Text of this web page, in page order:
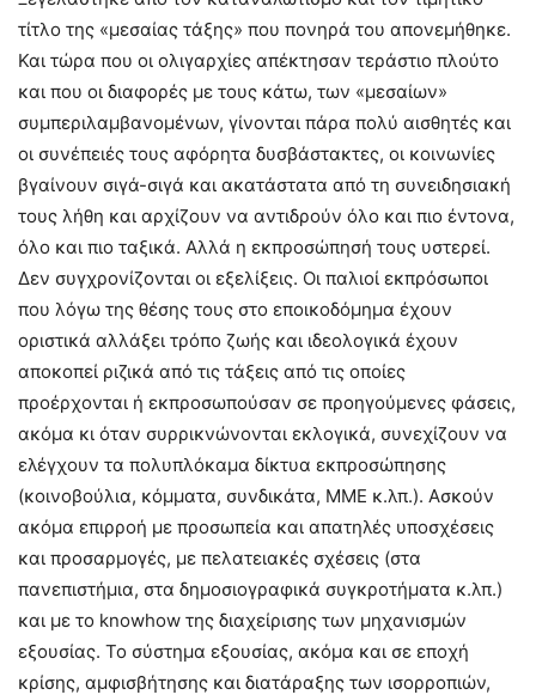
τίτλο της «μεσαίας τάξης» που πονηρά του απονεμήθηκε.
Και τώρα που οι ολιγαρχίες απέκτησαν τεράστιο πλούτο
και που οι διαφορές με τους κάτω, των «μεσαίων»
συμπεριλαμβανομένων, γίνονται πάρα πολύ αισθητές και
οι συνέπειές τους αφόρητα δυσβάστακτες, οι κοινωνίες
βγαίνουν σιγά-σιγά και ακατάστατα από τη συνειδησιακή
τους λήθη και αρχίζουν να αντιδρούν όλο και πιο έντονα,
όλο και πιο ταξικά. Αλλά η εκπροσώπησή τους υστερεί.
Δεν συγχρονίζονται οι εξελίξεις. Οι παλιοί εκπρόσωποι
που λόγω της θέσης τους στο εποικοδόμημα έχουν
οριστικά αλλάξει τρόπο ζωής και ιδεολογικά έχουν
αποκοπεί ριζικά από τις τάξεις από τις οποίες
προέρχονται ή εκπροσωπούσαν σε προηγούμενες φάσεις,
ακόμα κι όταν συρρικνώνονται εκλογικά, συνεχίζουν να
ελέγχουν τα πολυπλόκαμα δίκτυα εκπροσώπησης
(κοινοβούλια, κόμματα, συνδικάτα, ΜΜΕ κ.λπ.). Ασκούν
ακόμα επιρροή με προσωπεία και απατηλές υποσχέσεις
και προσαρμογές, με πελατειακές σχέσεις (στα
πανεπιστήμια, στα δημοσιογραφικά συγκροτήματα κ.λπ.)
και με το knowhow της διαχείρισης των μηχανισμών
εξουσίας. Το σύστημα εξουσίας, ακόμα και σε εποχή
κρίσης, αμφισβήτησης και διατάραξης των ισορροπιών,